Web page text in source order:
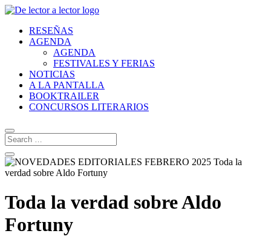
RESEÑAS
AGENDA
AGENDA
FESTIVALES Y FERIAS
NOTICIAS
A LA PANTALLA
BOOKTRAILER
CONCURSOS LITERARIOS
Toda la verdad sobre Aldo
Fortuny